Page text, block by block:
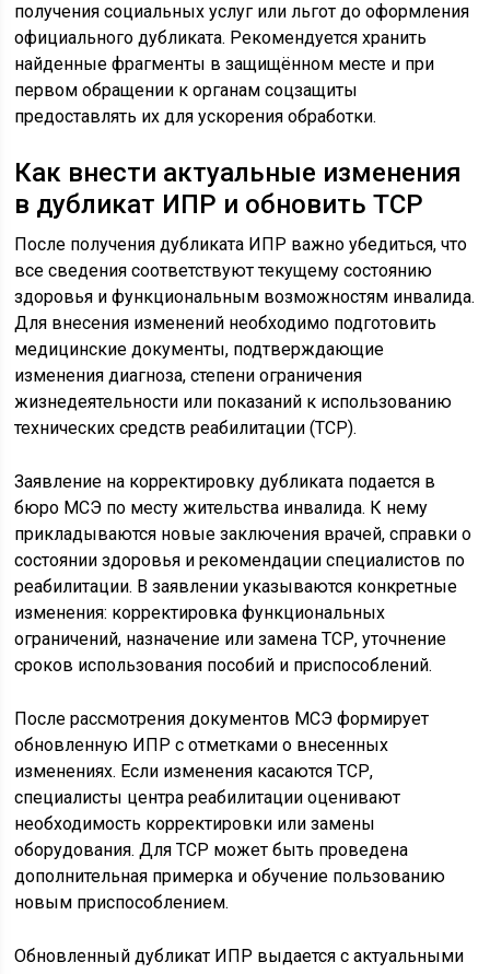
получения социальных услуг или льгот до оформления
официального дубликата. Рекомендуется хранить
найденные фрагменты в защищённом месте и при
первом обращении к органам соцзащиты
предоставлять их для ускорения обработки.
Как внести актуальные изменения
в дубликат ИПР и обновить ТСР
После получения дубликата ИПР важно убедиться, что
все сведения соответствуют текущему состоянию
здоровья и функциональным возможностям инвалида.
Для внесения изменений необходимо подготовить
медицинские документы, подтверждающие
изменения диагноза, степени ограничения
жизнедеятельности или показаний к использованию
технических средств реабилитации (ТСР).
Заявление на корректировку дубликата подается в
бюро МСЭ по месту жительства инвалида. К нему
прикладываются новые заключения врачей, справки о
состоянии здоровья и рекомендации специалистов по
реабилитации. В заявлении указываются конкретные
изменения: корректировка функциональных
ограничений, назначение или замена ТСР, уточнение
сроков использования пособий и приспособлений.
После рассмотрения документов МСЭ формирует
обновленную ИПР с отметками о внесенных
изменениях. Если изменения касаются ТСР,
специалисты центра реабилитации оценивают
необходимость корректировки или замены
оборудования. Для ТСР может быть проведена
дополнительная примерка и обучение пользованию
новым приспособлением.
Обновленный дубликат ИПР выдается с актуальными